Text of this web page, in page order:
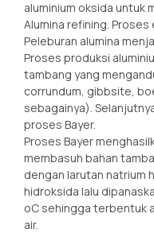
aluminium oksida untuk
Alumina refining. Proses
Peleburan alumina
Proses produksi
tambang yang
corrundum, gibbsite,
sebagainya).
proses Bayer.
Proses Bayer
membasuh bahan
dengan larutan natrium
hidroksida lalu
oC sehingga terbentuk
air.